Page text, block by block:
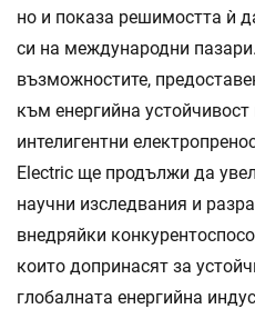
но и показа решимостта ѝ
си на международни
възможностите,
към енергийна устойчивост
интелигентни
Electric ще продължи да
научни изследвания и
внедряйки
които допринасят за
глобалната енергийна